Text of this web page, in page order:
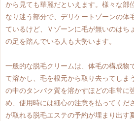
から見ても華麗だといえます。様々な部
なり迷う部分で、デリケートゾーンの体
ているけど、Ｖゾーンに毛が無いのはち
の足を踏んでいる人も大勢います。
一般的な脱毛クリームは、体毛の構成物
て溶かし、毛を根元から取り去ってしま
の中のタンパク質を溶かすほどの非常に
め、使用時には細心の注意を払ってくだ
が取れる脱毛エステの予約が埋まり出す